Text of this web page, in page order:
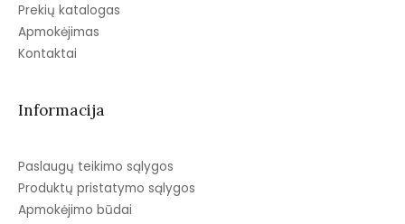
Prekių katalogas
Apmokėjimas
Kontaktai
Informacija
Paslaugų teikimo sąlygos
Produktų pristatymo sąlygos
Apmokėjimo būdai